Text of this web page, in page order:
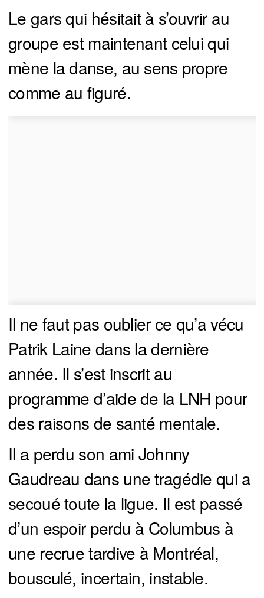
Le gars qui hésitait à s’ouvrir au
groupe est maintenant celui qui
mène la danse, au sens propre
comme au figuré.
Il ne faut pas oublier ce qu’a vécu
Patrik Laine dans la dernière
année. Il s’est inscrit au
programme d’aide de la LNH pour
des raisons de santé mentale.
Il a perdu son ami Johnny
Gaudreau dans une tragédie qui a
secoué toute la ligue. Il est passé
d’un espoir perdu à Columbus à
une recrue tardive à Montréal,
bousculé, incertain, instable.